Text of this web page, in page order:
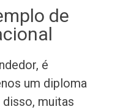
de
é
um diploma
muitas